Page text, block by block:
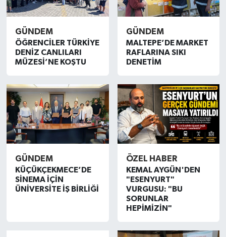
GÜNDEM
ÖĞRENCİLER TÜRKİYE
DENİZ CANLILARI
MÜZESİ’NE KOŞTU
GÜNDEM
MALTEPE’DE MARKET
RAFLARINA SIKI
DENETİM
GÜNDEM
KÜÇÜKÇEKMECE’DE
SİNEMA İÇİN
ÜNİVERSİTE İŞ BİRLİĞİ
ÖZEL HABER
KEMAL AYGÜN'DEN
"ESENYURT"
VURGUSU: "BU
SORUNLAR
HEPİMİZİN"